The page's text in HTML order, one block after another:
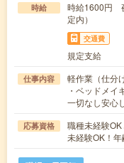
時給
時給1600円
定内）
交通費
規定支給
仕事内容
軽作業（仕分
・ベッドメ
一切なし安心
応募資格
職種未経験
未経験OK！